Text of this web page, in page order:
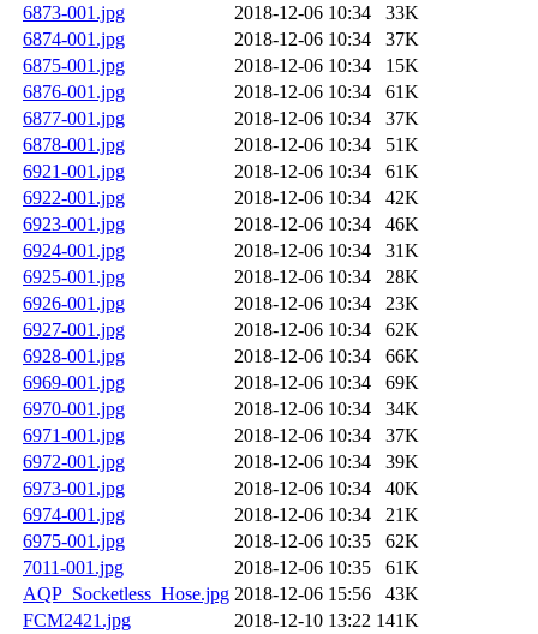
6873-001.jpg
2018-12-06 10:34
33K
6874-001.jpg
2018-12-06 10:34
37K
6875-001.jpg
2018-12-06 10:34
15K
6876-001.jpg
2018-12-06 10:34
61K
6877-001.jpg
2018-12-06 10:34
37K
6878-001.jpg
2018-12-06 10:34
51K
6921-001.jpg
2018-12-06 10:34
61K
6922-001.jpg
2018-12-06 10:34
42K
6923-001.jpg
2018-12-06 10:34
46K
6924-001.jpg
2018-12-06 10:34
31K
6925-001.jpg
2018-12-06 10:34
28K
6926-001.jpg
2018-12-06 10:34
23K
6927-001.jpg
2018-12-06 10:34
62K
6928-001.jpg
2018-12-06 10:34
66K
6969-001.jpg
2018-12-06 10:34
69K
6970-001.jpg
2018-12-06 10:34
34K
6971-001.jpg
2018-12-06 10:34
37K
6972-001.jpg
2018-12-06 10:34
39K
6973-001.jpg
2018-12-06 10:34
40K
6974-001.jpg
2018-12-06 10:34
21K
6975-001.jpg
2018-12-06 10:35
62K
7011-001.jpg
2018-12-06 10:35
61K
AQP_Socketless_Hose.jpg 2018-12-06 15:56
43K
FCM2421.jpg
2018-12-10 13:22 141K